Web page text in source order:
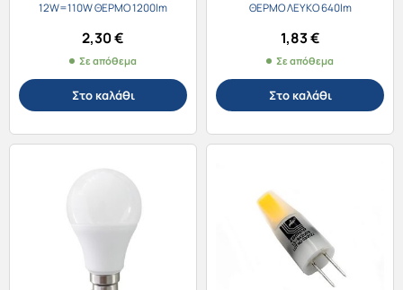
12W=110W ΘΕΡΜΟ 1200lm
2,30€
Σε απόθεμα
Στο καλάθι
ΘΕΡΜΟ ΛΕΥΚΟ 640lm
1,83€
Σε απόθεμα
Στο καλάθι